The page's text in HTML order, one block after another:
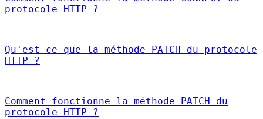
protocole HTTP ?
Qu'est-ce que la méthode PATCH du protocole
HTTP ?
Comment fonctionne la méthode PATCH du
protocole HTTP ?